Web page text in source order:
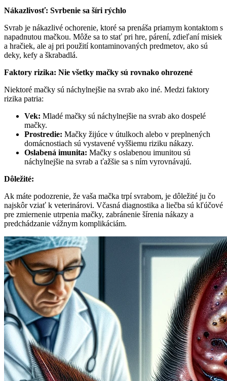
Nákazlivosť: Svrbenie sa šíri rýchlo
Svrab je nákazlivé ochorenie, ktoré sa prenáša priamym kontaktom s
napadnutou mačkou. Môže sa to stať pri hre, párení, zdieľaní misiek
a hračiek, ale aj pri použití kontaminovaných predmetov, ako sú
deky, kefy a škrabadlá.
Faktory rizika: Nie všetky mačky sú rovnako ohrozené
Niektoré mačky sú náchylnejšie na svrab ako iné. Medzi faktory
rizika patria:
Vek: Mladé mačky sú náchylnejšie na svrab ako dospelé
mačky.
Prostredie: Mačky žijúce v útulkoch alebo v preplnených
domácnostiach sú vystavené vyššiemu riziku nákazy.
Oslabená imunita: Mačky s oslabenou imunitou sú
náchylnejšie na svrab a ťažšie sa s ním vyrovnávajú.
Dôležité:
Ak máte podozrenie, že vaša mačka trpí svrabom, je dôležité ju čo
najskôr vziať k veterinárovi. Včasná diagnostika a liečba sú kľúčové
pre zmiernenie utrpenia mačky, zabránenie šírenia nákazy a
predchádzanie vážnym komplikáciám.